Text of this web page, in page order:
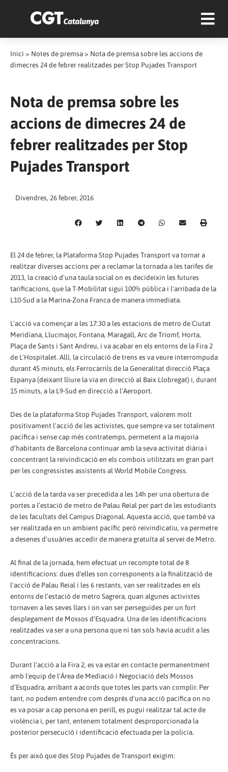
Inici > Notes de premsa> Nota de premsa sobre les accions de
dimecres 24 de febrer realitzades per Stop Pujades Transport
Nota de premsa sobre les
accions de dimecres 24 de
febrer realitzades per Stop
Pujades Transport
Divendres, 26 febrer, 2016
El 24 de febrer, la Plataforma Stop Pujades Transport va tornar a
realitzar diverses accions per a reclamar la tornada a les tarifes de
2013, la creació d'una taula social on es decideixin les futures
tarificacions, que la T-Mobilitat sigui 100% pública i l'arribada de la
L10-Sud a la Marina-Zona Franca de manera immediata.
L'acció va començar a les 17:30 a les estacions de metro de Ciutat
Meridiana, Llucmajor, Fontana, Maragall, Arc de Triomf, Horta,
Plaça de Sants i Sant Andreu, i va acabar en els entorns de la Fira 2
de L'Hospitalet. Allí, la circulació de trens es va veure interrompuda
durant 45 minuts, els Ferrocarrils de la Generalitat direcció Plaça
Espanya (deixant lliure la via en direcció al Baix Llobregat) i, durant
15 minuts, a la L9-Sud en direcció a l'Aeroport.
Des de la plataforma Stop Pujades Transport, valorem molt
positivament l'acció de les activistes, que sempre va ser totalment
pacífica i sense cap més contratemps, permetent a la majoria
d’habitants de Barcelona continuar amb la seva activitat diària i
concentrant la reivindicació en els combois utilitzats en gran part
per les congressistes assistents al World Mobile Congress.
L’acció de la tarda va ser precedida a les 14h per una obertura de
portes a l’estació de metro de Palau Reial per part de les estudiants
de les facultats del Campus Diagonal. Aquesta acció, que també va
ser realitzada en un ambient pacífic però reivindicatiu, va permetre
a desenes d'usuàries accedir de manera gratuïta al servei de Metro.
Al final de la jornada, hem efectuat un recompte total de 8
identificacions: dues d'elles son corresponents a la finalització de
l'acció de Palau Reial i les 6 restants, van ser realitzades en els
entorns de l’estació de metro Sagrera, quan algunes activistes
tornaven a les seves llars i on van ser perseguides per un fort
desplegament de Mossos d'Esquadra. Una de les identificacions
realitzades va ser a una persona que ni tan sols havia acudit a les
concentracions.
Durant l'acció a la Fira 2, es va estar en contacte permanentment
amb l'equip de l'Àrea de Mediació i Negociació dels Mossos
d’Esquadra, arribant a acords que totes les parts van complir. Per
tant, no podem entendre com després d'una acció pacífica on no
es va posar a cap persona en perill, es pugui realitzar tal acte de
violència i, per tant, entenem totalment desproporcionada la
posterior persecució i identificació efectuada per la policia.
És per això que des Stop Pujades de Transport exigim: